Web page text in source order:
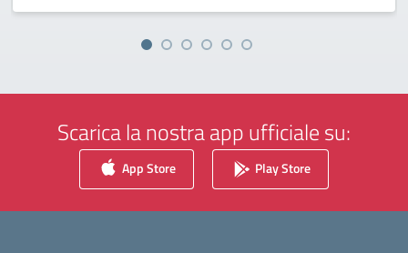
Scarica la nostra app ufficiale su:
App Store Play Store